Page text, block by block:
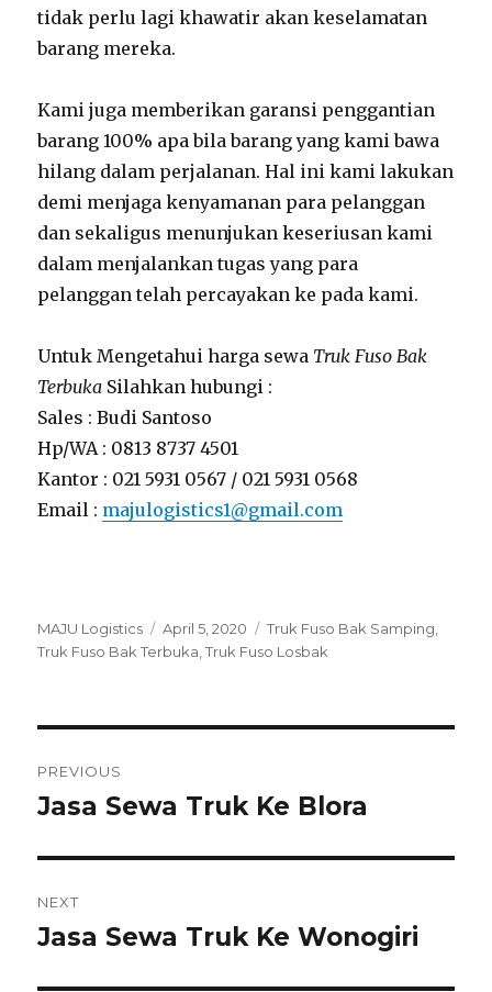
tidak perlu lagi khawatir akan keselamatan
barang mereka.
Kami juga memberikan garansi penggantian
barang 100% apa bila barang yang kami bawa
hilang dalam perjalanan. Hal ini kami lakukan
demi menjaga kenyamanan para pelanggan
dan sekaligus menunjukan keseriusan kami
dalam menjalankan tugas yang para
pelanggan telah percayakan ke pada kami.
Untuk Mengetahui harga sewa Truk Fuso Bak
Terbuka Silahkan hubungi :
Sales : Budi Santoso
Hp/WA : 0813 8737 4501
Kantor : 021 5931 0567 / 021 5931 0568
Email : majulogistics1@gmail.com
Author
MAJU Logistics
Posted
on
April 5, 2020 Tags
Truk Fuso Bak Samping
Truk Fuso Bak Terbuka ,Truk Fuso Losbak
navigation
PREVIOUS
Previous
Jasa Sewa Truk Ke Blora
NEXT
Next
Jasa Sewa Truk Ke Wonogiri